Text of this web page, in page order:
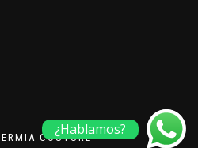
COUTURE
¿Hablamos?